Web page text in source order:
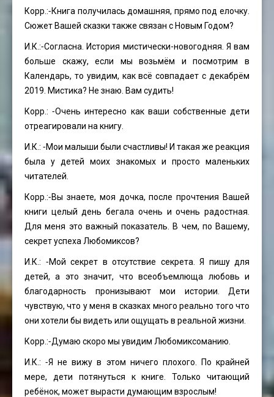
Корр.:⁃Книга получилась домашняя, прямо под елочку.
Сюжет Вашей сказки также связан с Новым Годом?
И.К.:⁃Согласна. История мистически-новогодняя. Я вам
больше скажу, если мы возьмём и посмотрим в
Календарь, то увидим, как всё совпадает с декабрём
2019. Мистика? Не знаю. Вам судить!
Корр.: ⁃Очень интересно как ваши собственные дети
отреагировали на книгу.
И.К.: ⁃Мои малыши были счастливы! И такая же реакция
была у детей моих знакомых и просто маленьких
читателей.
Корр.:⁃Вы знаете, моя дочка, после прочтения Вашей
книги целый день бегала очень и очень радостная.
Для меня это важный показатель. В чем, по Вашему,
секрет успеха Любомиксов?
И.К.: ⁃Мой секрет в отсутствие секрета. Я пишу для
детей, а это значит, что всеобъемлюща любовь и
благодарность пронизывают мои истории. Дети
чувствую, что у меня в сказках много реально того что
они хотели бы видеть или ощущать в реальной жизни.
Корр.:⁃Думаю скоро мы увидим Любомиксоманию.
И.К.: ⁃Я не вижу в этом ничего плохого. По крайней
мере, дети потянуться к книге. Только читающий
ребёнок, может вырасти думающим взрослым!